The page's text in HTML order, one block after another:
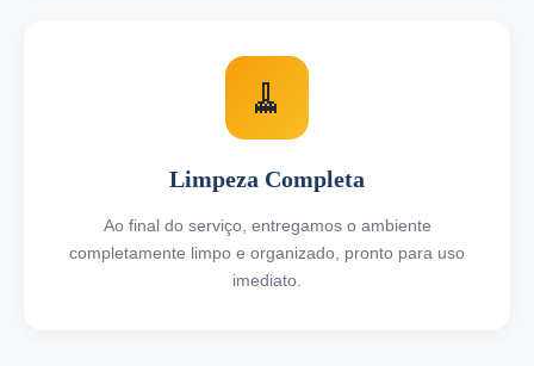
🧹
Limpeza Completa
Ao final do serviço, entregamos o ambiente
completamente limpo e organizado, pronto para uso
imediato.